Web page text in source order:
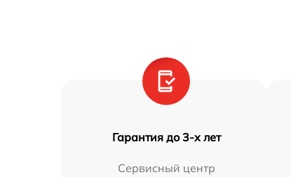
Гарантия до 3-х лет
Сервисный центр